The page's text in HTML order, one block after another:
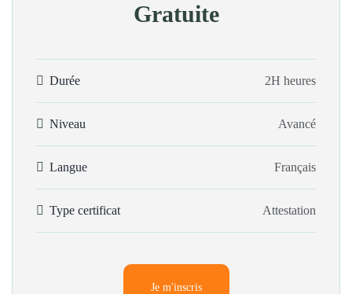
Gratuite
Durée 2H heures
Niveau Avancé
Langue Français
Type certificat Attestation
Je m'inscris